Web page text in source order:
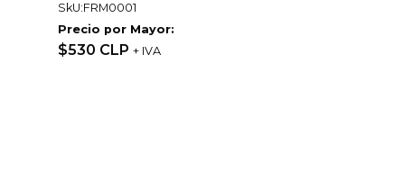
SkU:FRM0001
Precio por Mayor:
$530 CLP + IVA